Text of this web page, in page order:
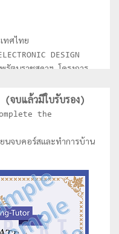
ทศไทย
DESIGN
รัตนราชสุดาฯ โครงการ
ง Thailand
(TITA) ระดับ
ข้าร่วมการแข่งขัน Asia
(APITA) ที่ประเทศ
ทศไทย
แล้วมีใบรับรอง)
the
ยนจบคอร์สและทำการบ้าน